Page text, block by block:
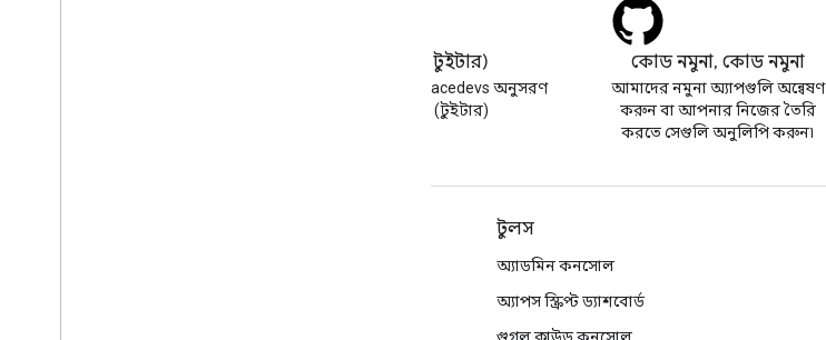
এক্স (টুইটার)
X-এ @workspacedevs অনুসরণ
করুন (টুইটার)
কোড নমুনা, কোড নমুনা
আমাদের নমুনা অ্যাপগুলি অন্বেষণ
করুন বা আপনার নিজের তৈরি
করতে সেগুলি অনুলিপি করুন৷
টুলস
অ্যাডমিন কনসোল
অ্যাপস স্ক্রিপ্ট ড্যাশবোর্ড